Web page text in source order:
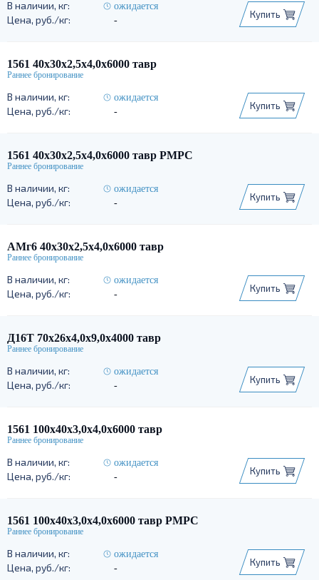
ожидается
-
Купить
1561 40х30х2,5х4,0х6000 тавр
ожидается
-
Купить
1561 40х30х2,5х4,0х6000 тавр РМРС
ожидается
-
Купить
АМг6 40х30х2,5х4,0х6000 тавр
ожидается
-
Купить
Д16Т 70х26х4,0х9,0х4000 тавр
ожидается
-
Купить
1561 100х40х3,0х4,0х6000 тавр
ожидается
-
Купить
1561 100х40х3,0х4,0х6000 тавр РМРС
ожидается
-
Купить